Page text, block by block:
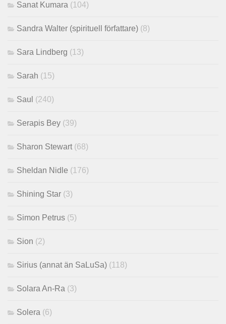
Sanat Kumara (104)
Sandra Walter (spirituell författare) (8)
Sara Lindberg (13)
Sarah (15)
Saul (240)
Serapis Bey (39)
Sharon Stewart (68)
Sheldan Nidle (176)
Shining Star (3)
Simon Petrus (5)
Sion (2)
Sirius (annat än SaLuSa) (118)
Solara An-Ra (3)
Solera (6)